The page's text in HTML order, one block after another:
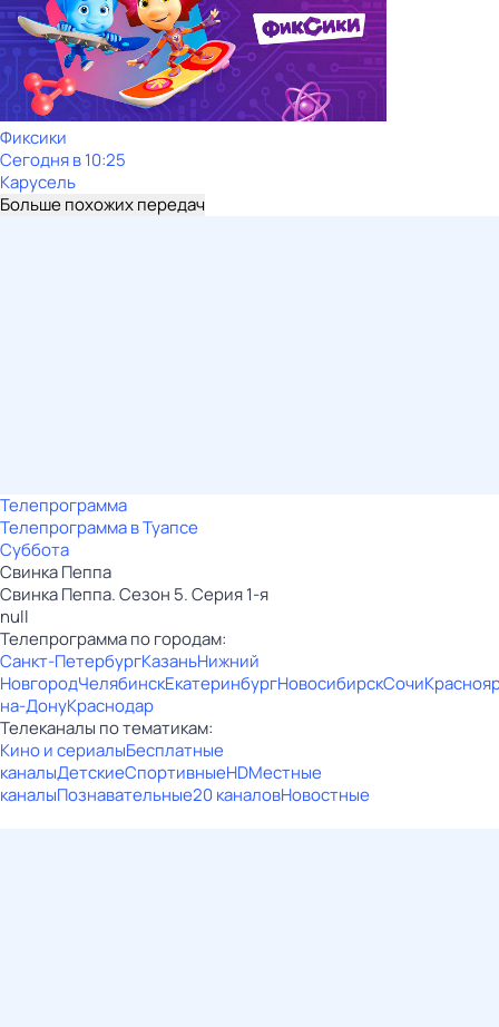
Фиксики
Сегодня в 10:25
Карусель
Больше похожих передач
Телепрограмма
Телепрограмма в Туапсе
Суббота
Свинка Пеппа
Свинка Пеппа. Сезон 5. Серия 1-я
null
Телепрограмма по городам:
Санкт-ПетербургКазаньНижний
НовгородЧелябинскЕкатеринбургНовосибирскСочи
на-ДонуКраснодар
Телеканалы по тематикам:
Кино и сериалыБесплатные
каналыДетскиеСпортивныеHDМестные
каналыПознавательные20 каналовНовостные